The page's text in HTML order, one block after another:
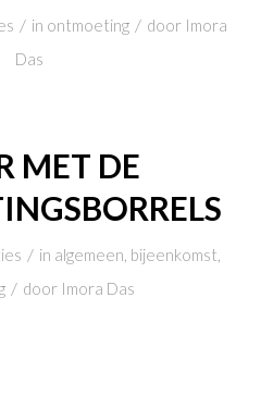
/ in ontmoeting / door Imora
Das
MET DE
/ in algemeen, bijeenkomst,
/ door Imora Das